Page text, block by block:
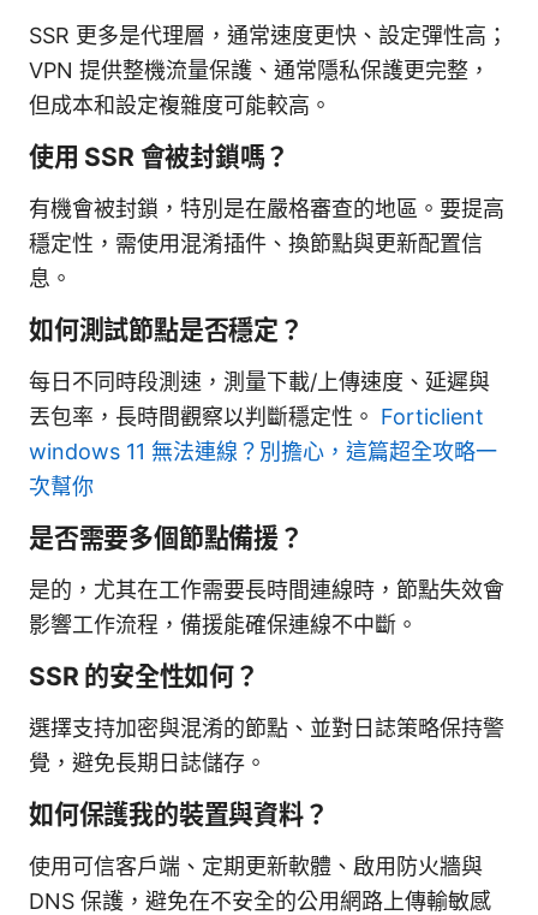
SSR 更多是代理層，通常速度更快、設定彈性高；
VPN 提供整機流量保護、通常隱私保護更完整，
但成本和設定複雜度可能較高。
使用 SSR 會被封鎖嗎？
有機會被封鎖，特別是在嚴格審查的地區。要提高
穩定性，需使用混淆插件、換節點與更新配置信
息。
如何測試節點是否穩定？
每日不同時段測速，測量下載/上傳速度、延遲與
丟包率，長時間觀察以判斷穩定性。 Forticlient
windows 11 無法連線？別擔心，這篇超全攻略一
次幫你
是否需要多個節點備援？
是的，尤其在工作需要長時間連線時，節點失效會
影響工作流程，備援能確保連線不中斷。
SSR 的安全性如何？
選擇支持加密與混淆的節點、並對日誌策略保持警
覺，避免長期日誌儲存。
如何保護我的裝置與資料？
使用可信客戶端、定期更新軟體、啟用防火牆與
DNS 保護，避免在不安全的公用網路上傳輸敏感